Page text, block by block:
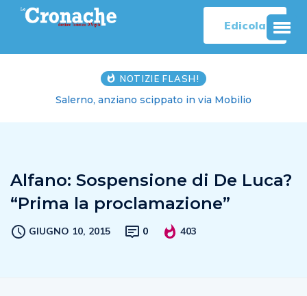
Edicola
NOTIZIE FLASH!
Salerno, anziano scippato in via Mobilio
Alfano: Sospensione di De Luca?
“Prima la proclamazione”
GIUGNO 10, 2015 0 403